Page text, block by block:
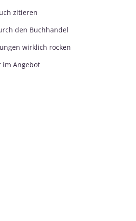
zitieren
den Buchhandel
wirklich rocken
im Angebot